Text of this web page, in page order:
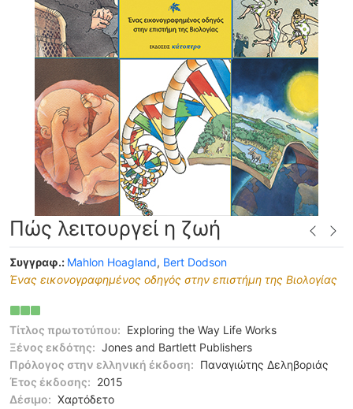
Πώς λειτουργεί η ζωή
Συγγραφ.: Mahlon Hoagland, Bert Dodson
Ένας εικονογραφημένος οδηγός στην επιστήμη της Bιολογίας
Τίτλος πρωτοτύπου: Exploring the Way Life Works
Ξένος εκδότης: Jones and Bartlett Publishers
Πρόλογος στην ελληνική έκδοση: Παναγιώτης Δεληβοριάς
Έτος έκδοσης: 2015
Δέσιμο: Χαρτόδετο